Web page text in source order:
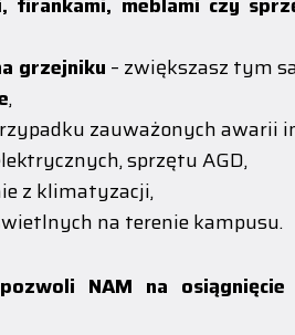
grzejniku – zwiększasz tym
,
zauważonych awarii
sprzętu AGD,
z klimatyzacji,
na terenie kampusu.
NAM na